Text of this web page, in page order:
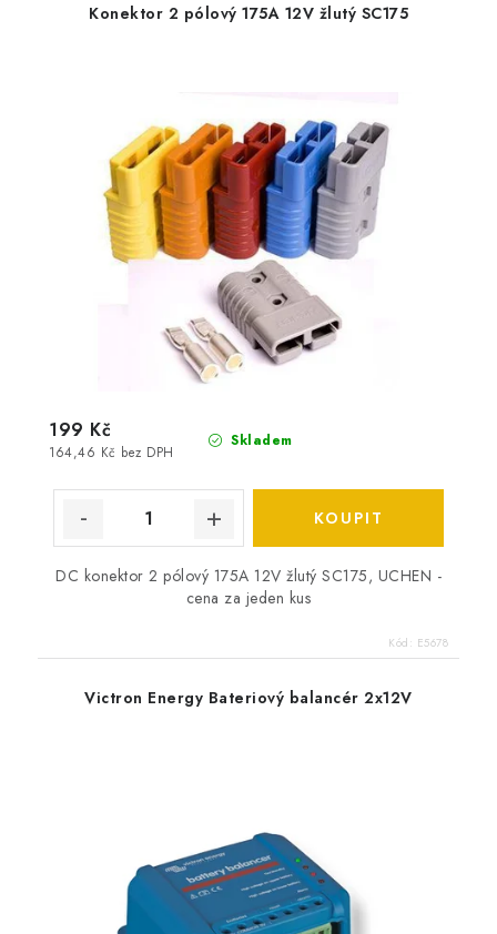
Konektor 2 pólový 175A 12V žlutý SC175
Skladem
164,46 Kč bez DPH
199 Kč
DC konektor 2 pólový 175A 12V žlutý SC175, UCHEN -
cena za jeden kus
Kód: E5678
Victron Energy Bateriový balancér 2x12V